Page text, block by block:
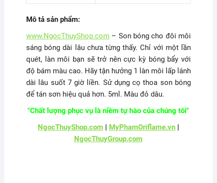
Mô tả sản phẩm:
www.NgocThuyShop.com– Son bóng cho đôi môi
sáng bóng dài lâu chưa từng thấy. Chỉ với một lần
quét, làn môi bạn sẽ trở nên cực kỳ bóng bẩy với
độ bám màu cao. Hãy tận hưởng 1 làn môi lấp lánh
dài lâu suốt 7 giờ liền. Sử dụng cọ thoa son bóng
để tán sơn hiệu quả hơn. 5ml. Màu đỏ dâu.
"Chất lượng phục vụ là niềm tự hào của chúng tôi"
NgocThuyShop.com| MyPhamOriflame.vn|
NgocThuyGroup.com